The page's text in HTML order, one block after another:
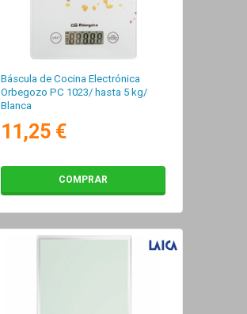
Báscula de Cocina Electrónica
Orbegozo PC 1023/ hasta 5 kg/
Blanca
11,25 €
COMPRAR